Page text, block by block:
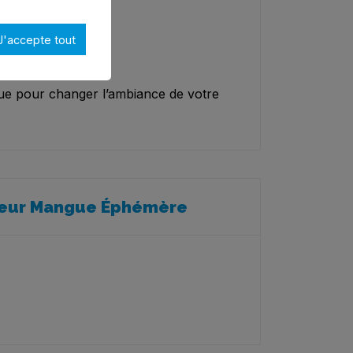
les plus petits.
pour changer l’ambiance de votre
Mangue Éphémère
tout